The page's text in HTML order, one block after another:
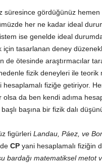
süresince gördüğünüz
her ne kadar ideal
ise genelde ideal
tasarlanan deney
de ötesinde araştırmacılar
fizik deneyleri ile teorik
fiziğe getiriyor.
olsa da ben kendi adıma
başına bir fizik dalı
figürleriLandau, Páez, ve
CPyani hesaplamalı fiziğin
bardağı matematiksel metot